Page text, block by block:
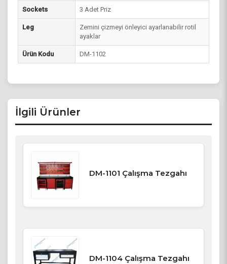
Sockets 3 Adet Priz
Leg
Zemini çizmeyi önleyici ayarlanabilir rotil
ayaklar
Ürün Kodu DM-1102
İlgili Ürünler
DM-1101 Çalışma Tezgahı
DM-1104 Çalışma Tezgahı